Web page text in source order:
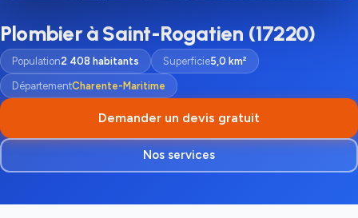
Plombier à Saint-Rogatien (17220)
Population2 408 habitants Superficie5,0 km²
DépartementCharente-Maritime
Demander un devis gratuit
Nos services